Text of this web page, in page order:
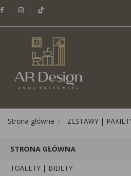
Strona główna ZESTAWY |
STRONA GŁÓWNA
TOALETY | BIDETY